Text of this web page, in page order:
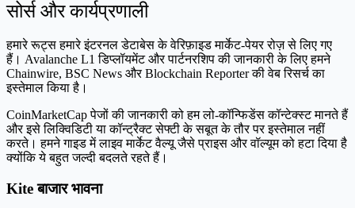
सोर्स और कार्यप्रणाली
हमारे रूट्स हमारे इंटरनल डेटाबेस के वेरिफ़ाइड मार्केट-पेयर रोज़ से लिए गए
हैं। Avalanche L1 डिप्लॉयमेंट और पार्टनरशिप की जानकारी के लिए हमने
Chainwire, BSC News और Blockchain Reporter की वेब रिसर्च का
इस्तेमाल किया है।
CoinMarketCap पेजों की जानकारी को हम लो-कॉन्फिडेंस कॉन्टेक्स्ट मानते हैं
और इसे लिक्विडिटी या कॉन्ट्रैक्ट सेफ्टी के सबूत के तौर पर इस्तेमाल नहीं
करते। हमने गाइड में लाइव मार्केट वैल्यू जैसे प्राइस और वॉल्यूम को हटा दिया है
क्योंकि ये बहुत जल्दी बदलते रहते हैं।
Kite बाजार भावना